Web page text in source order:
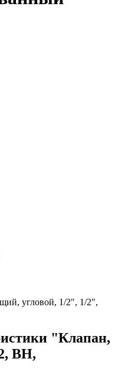
угловой, 1/2", 1/2",
"Клапан,
ВН,